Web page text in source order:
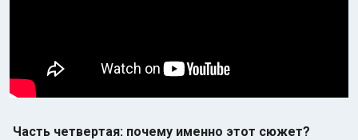
Часть четвертая: почему именно этот сюжет?